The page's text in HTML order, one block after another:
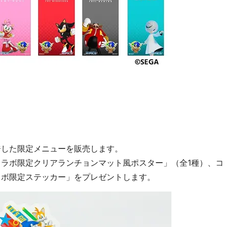
た限定メニューを販売します。
ボ限定クリアランチョンマット風ポスター」（全1種）、コ
限定ステッカー」をプレゼントします。